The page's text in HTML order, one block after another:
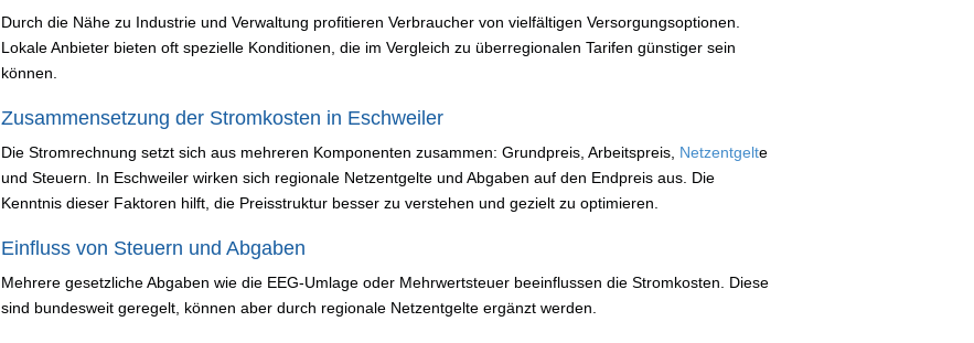
Durch die Nähe zu Industrie und Verwaltung profitieren Verbraucher von vielfältigen Versorgungsoptionen.
Lokale Anbieter bieten oft spezielle Konditionen, die im Vergleich zu überregionalen Tarifen günstiger sein
können.
Zusammensetzung der Stromkosten in Eschweiler
Die Stromrechnung setzt sich aus mehreren Komponenten zusammen: Grundpreis, Arbeitspreis, Netzentgelte
und Steuern. In Eschweiler wirken sich regionale Netzentgelte und Abgaben auf den Endpreis aus. Die
Kenntnis dieser Faktoren hilft, die Preisstruktur besser zu verstehen und gezielt zu optimieren.
Einfluss von Steuern und Abgaben
Mehrere gesetzliche Abgaben wie die EEG-Umlage oder Mehrwertsteuer beeinflussen die Stromkosten. Diese
sind bundesweit geregelt, können aber durch regionale Netzentgelte ergänzt werden.